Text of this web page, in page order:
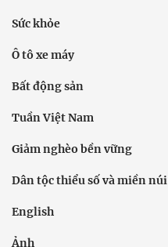
Sức khỏe
Ô tô xe máy
Bất động sản
Tuần Việt Nam
Giảm nghèo bền vững
Dân tộc thiểu số và miền núi
English
Ảnh